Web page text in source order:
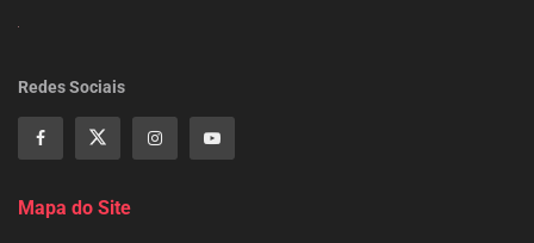
Redes Sociais
Mapa do Site